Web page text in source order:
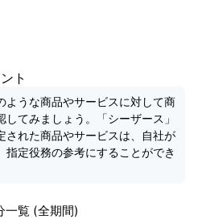
ト
ような商品やサービスに対して商
てみましょう。「シーザース」
された商品やサービスは、自社が
定役務の参考にすることができ
一覧 (全期間)